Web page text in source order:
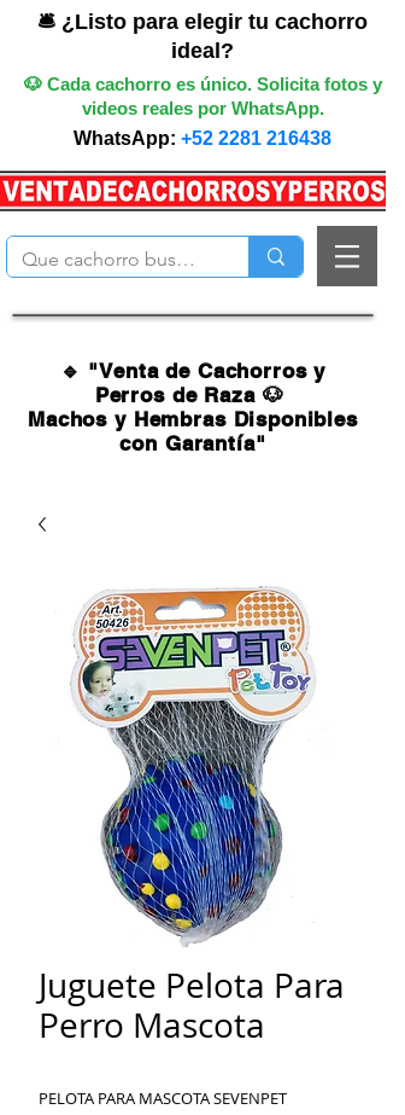
🛎️ ¿Listo para elegir tu cachorro
ideal?
🐶 Cada cachorro es único. Solicita fotos y
videos reales por WhatsApp.
WhatsApp: +52 2281 216438
🔹 "Venta de Cachorros y
Perros de Raza 🐶
Machos y Hembras Disponibles
con Garantía"
Juguete Pelota Para
Perro Mascota
PELOTA PARA MASCOTA SEVENPET